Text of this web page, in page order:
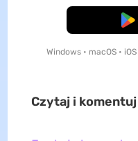
Windows • macOS •
Czytaj i